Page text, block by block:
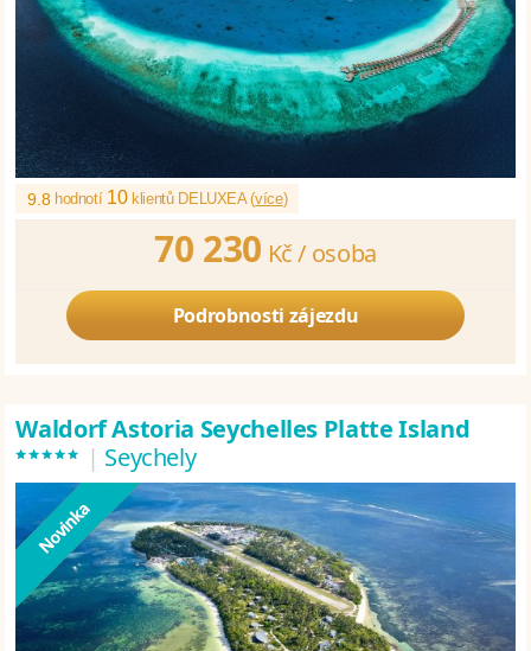
9.8 hodnotí 10klientů DELUXEA (více)
70 230 Kč / osoba
Podrobnosti zájezdu
Waldorf Astoria Seychelles Platte Island
***** | Seychely